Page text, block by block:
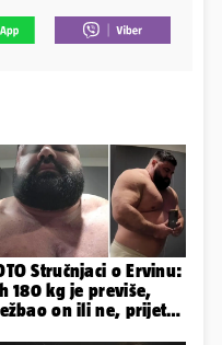
Stručnjaci o Ervinu:
180 kg je previše,
on ili ne, prijete